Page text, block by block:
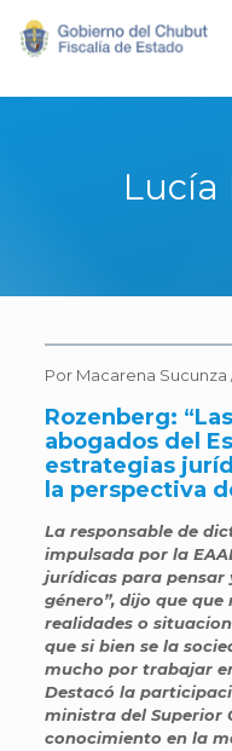
Lucía
Por Macarena Sucunza
Rozenberg:
abogados del
estrategias
la perspectiva
La responsable de
impulsada por la
jurídicas para pensar
género”, dijo que
realidades o
que si bien se la
mucho por trabajar
Destacó la
ministra del Superior
conocimiento en la